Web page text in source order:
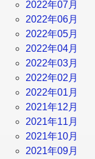
2022年07月
2022年06月
2022年05月
2022年04月
2022年03月
2022年02月
2022年01月
2021年12月
2021年11月
2021年10月
2021年09月